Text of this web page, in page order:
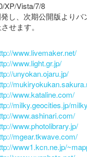
XP/Vista/7/8
し、次期公開版よりバ
せます。
www.livemaker.net/
www.light.gr.jp/
unyokan.ojaru.jp/
www.kataline.com/
milky.geocities.jp/
www.ashinari.com/
www.photolibrary.jp/
mgear.tkwave.com/
www1.kcn.ne.jp/